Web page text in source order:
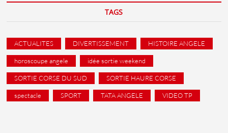
TAGS
ACTUALITES DIVERTISSEMENT HISTOIRE ANGELE
horoscoupe angele idée sortie weekend
SORTIE CORSE DU SUD SORTIE HAURE CORSE
spectacle SPORT TATA ANGELE VIDEO TP